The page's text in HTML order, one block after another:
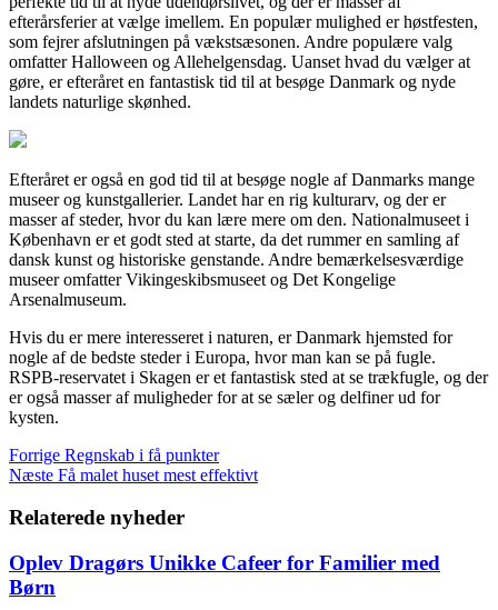
efterårsferier at vælge imellem. En populær mulighed er høstfesten,
som fejrer afslutningen på vækstsæsonen. Andre populære valg
omfatter Halloween og Allehelgensdag. Uanset hvad du vælger at
gøre, er efteråret en fantastisk tid til at besøge Danmark og nyde
landets naturlige skønhed.
Efteråret er også en god tid til at besøge nogle af Danmarks mange
museer og kunstgallerier. Landet har en rig kulturarv, og der er
masser af steder, hvor du kan lære mere om den. Nationalmuseet i
København er et godt sted at starte, da det rummer en samling af
dansk kunst og historiske genstande. Andre bemærkelsesværdige
museer omfatter Vikingeskibsmuseet og Det Kongelige
Arsenalmuseum.
Hvis du er mere interesseret i naturen, er Danmark hjemsted for
nogle af de bedste steder i Europa, hvor man kan se på fugle.
RSPB-reservatet i Skagen er et fantastisk sted at se trækfugle, og der
er også masser af muligheder for at se sæler og delfiner ud for
kysten.
Forrige Regnskab i få punkter
Næste Få malet huset mest effektivt
Relaterede nyheder
Oplev Dragørs Unikke Cafeer for Familier med
Børn